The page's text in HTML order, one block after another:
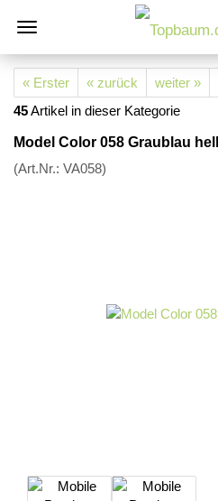
« Erster « zurück weiter »
45Artikel in dieser Kategorie
Model Color 058 Graublau hell
(Art.Nr.: VA058)